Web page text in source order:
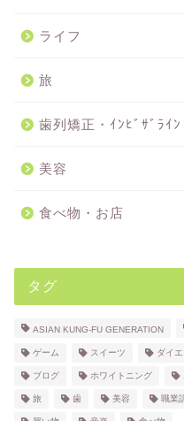
ライフ
旅
歯列矯正・ｲﾝﾋﾞｻﾞﾗｲﾝ
美容
食べ物・お店
タグ
ASIAN KUNG-FU GENERATION
ゲーム スイーツ ダイエ
ブログ ホワイトニング
旅 歯 美容 職業